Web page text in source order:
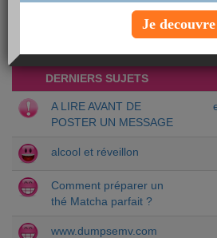
Chercher un sujet
DERNIERS SUJETS
A LIRE AVANT DE
POSTER UN MESSAGE
alcool et réveillon
Comment préparer un
thé Matcha parfait ?
www.dumpsemv.com
Je decouvre